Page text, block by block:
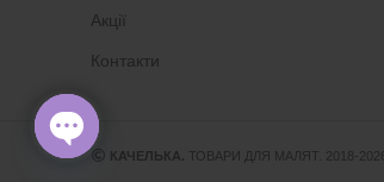
Акції
Контакти
КАЧЕЛЬКА. ТОВАРИ ДЛЯ МАЛЯТ. 2018-2026
OPEN